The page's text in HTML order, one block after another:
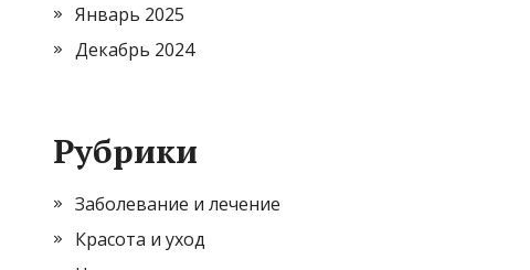
Январь 2025
Декабрь 2024
Рубрики
Заболевание и лечение
Красота и уход